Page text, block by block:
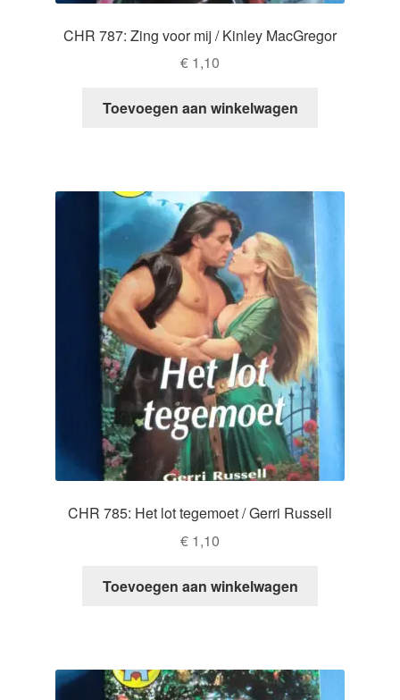
CHR 787: Zing voor mij / Kinley MacGregor
€ 1,10
Toevoegen aan winkelwagen
CHR 785: Het lot tegemoet / Gerri Russell
€ 1,10
Toevoegen aan winkelwagen